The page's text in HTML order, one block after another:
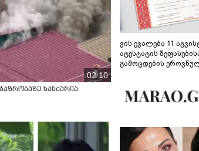
02:10
ხანძარია
ვის ევალება 11
ატესტატის
გამოცდების